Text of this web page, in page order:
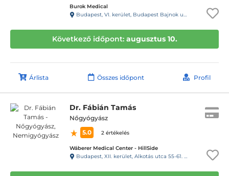
Burok Medical
Budapest, VI. kerület, Budapest Bajnok utca 13. Bajnok Center
Következő időpont: augusztus 10.
Árlista Összes időpont Profil
Dr. Fábián Tamás
Nőgyógyász
5.0
2 értékelés
Wáberer Medical Center - HillSide
Budapest, XII. kerület, Alkotás utca 55-61. Hillside